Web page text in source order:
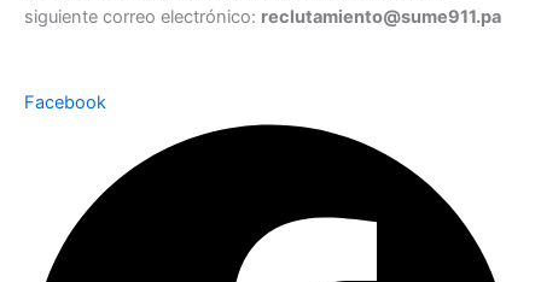
siguiente correo electrónico: reclutamiento@sume911.pa
Facebook